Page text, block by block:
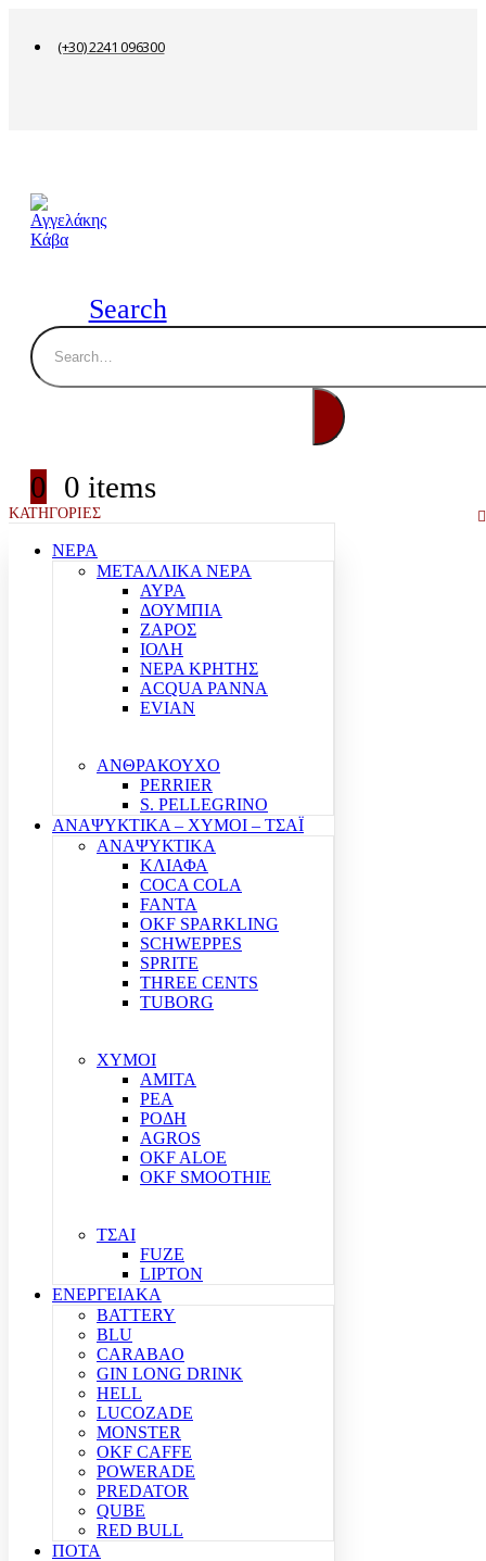
(+30) 2241 096300
Search
0 0 items
ΚΑΤΗΓΟΡΙΕΣ
ΝΕΡΑ
ΜΕΤΑΛΛΙΚΑ ΝΕΡΑ
ΑΥΡΑ
ΔΟΥΜΠΙΑ
ΖΑΡΟΣ
ΙΟΛΗ
ΝΕΡΑ ΚΡΗΤΗΣ
ACQUA PANNA
EVIAN
ΑΝΘΡΑΚΟΥΧΟ
PERRIER
S. PELLEGRINO
ΑΝΑΨΥΚΤΙΚΑ – ΧΥΜΟΙ – ΤΣΑΪ
ΑΝΑΨΥΚΤΙΚΑ
ΚΛΙΑΦΑ
COCA COLA
FANTA
OKF SPARKLING
SCHWEPPES
SPRITE
THREE CENTS
TUBORG
ΧΥΜΟΙ
ΑΜΙΤΑ
ΡΕΑ
ΡΟΔΗ
AGROS
OKF ALOE
OKF SMOOTHIE
ΤΣΑΙ
FUZE
LIPTON
ΕΝΕΡΓΕΙΑΚΑ
BATTERY
BLU
CARABAO
GIN LONG DRINK
HELL
LUCOZADE
MONSTER
OKF CAFFE
POWERADE
PREDATOR
QUBE
RED BULL
ΠΟΤΑ